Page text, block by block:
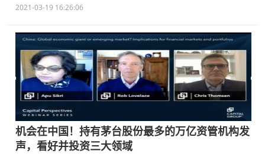
2021-03-19 16:26:06
机会在中国！持有茅台股份最多的万亿资管机构发
声，看好并投资三大领域